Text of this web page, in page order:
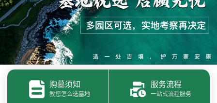
购墓须知
教您怎么选墓地
服务流程
一站式流程服务